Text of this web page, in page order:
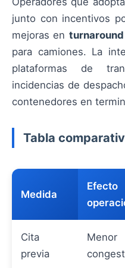
junto con incentivos
mejoras en turnaround
para camiones. La
plataformas de
incidencias de
contenedores en
Tabla
Medida
Efecto
Cita
previa
Menor